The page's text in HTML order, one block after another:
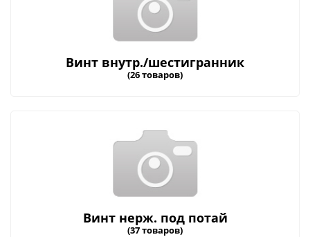
Винт внутр./шестигранник
(26 товаров)
Винт нерж. под потай
(37 товаров)